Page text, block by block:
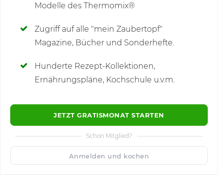
Modelle des Thermomix®
Zugriff auf alle "mein Zaubertopf"
Magazine, Bücher und Sonderhefte.
Hunderte Rezept-Kollektionen,
Ernährungspläne, Kochschule u.v.m.
JETZT GRATISMONAT STARTEN
Schon Mitglied?
Anmelden und kochen
Kommentare(5)
🙂 Speichern